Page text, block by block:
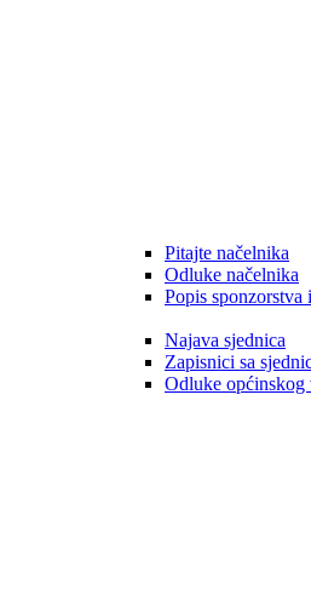
Pitajte načelnika
Odluke načelnika
Popis sponzorstva
Najava sjednica
Zapisnici sa
Odluke općinskog